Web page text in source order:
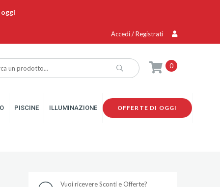
Accedi / Registrati
0
PISCINE ILLUMINAZIONE OFFERTE DI OGGI
Vuoi ricevere Sconti e Offerte?